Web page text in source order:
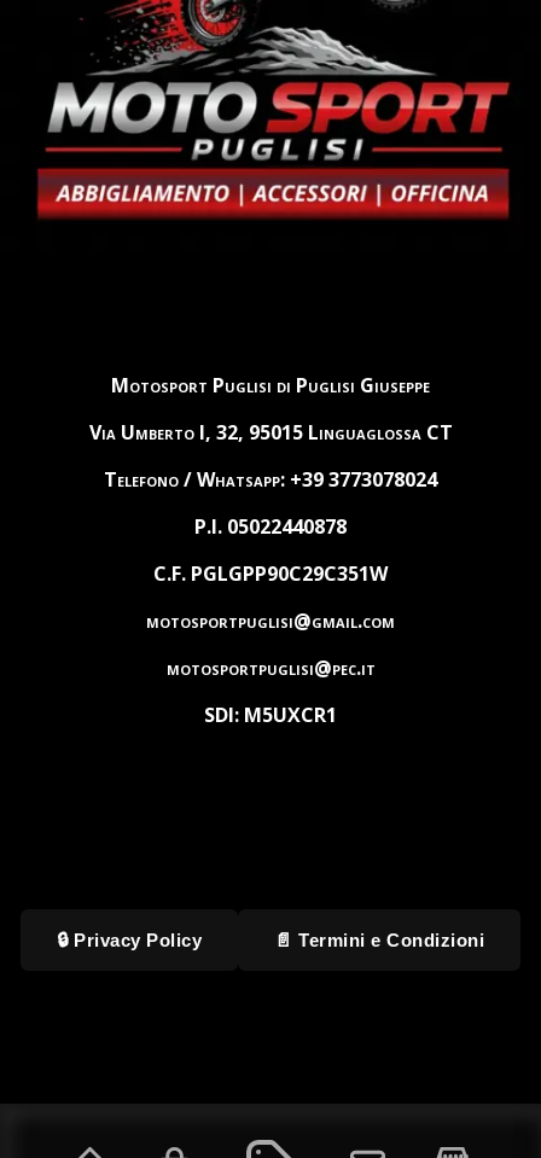
Motosport Puglisi di Puglisi Giuseppe
Via Umberto I, 32, 95015 Linguaglossa CT
Telefono / Whatsapp: +39 3773078024
P.I. 05022440878
C.F. PGLGPP90C29C351W
motosportpuglisi@gmail.com
motosportpuglisi@pec.it
SDI: M5UXCR1
🔒 Privacy Policy 📄 Termini e Condizioni